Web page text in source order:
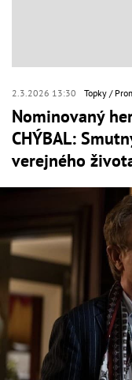
2.3.2026 13:30 Topky
Nominovaný
CHÝBAL:
verejného